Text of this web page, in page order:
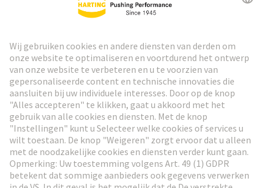
Ga naar registratie
Social Media